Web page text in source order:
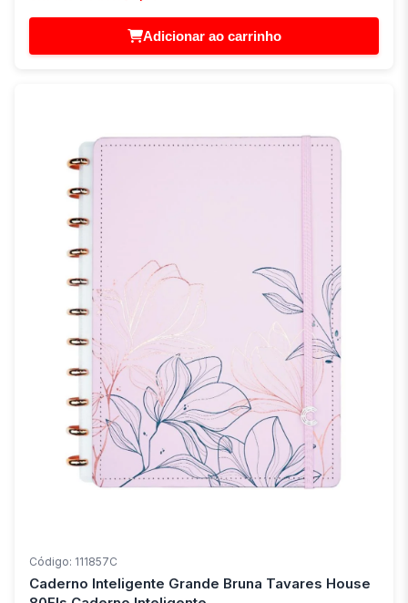
Adicionar ao carrinho
Código: 111857C
Caderno Inteligente Grande Bruna Tavares House